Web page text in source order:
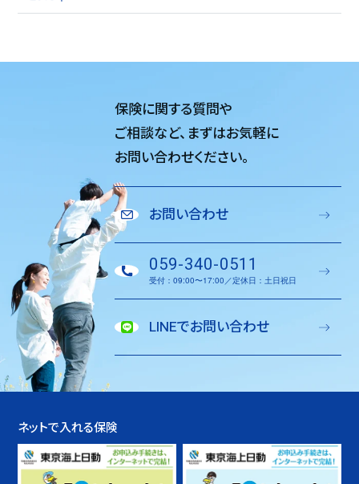
保険に関する質問や
ご相談など、 まずはお気軽に
お問い合わせください。
お問い合わせ
059-340-0511
受付：09:00〜17:00／定休日：土日祝日
LINEでお問い合わせ
ネットで入れる保険